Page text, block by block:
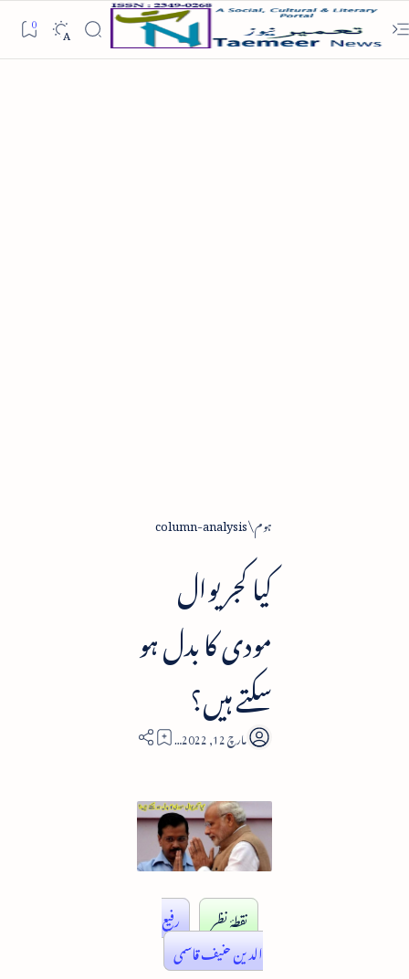
ہوم column-analysis
کیا کجریوال
مودی کا بدل ہو
سکتے ہیں؟
9
نقطۂ نظر
رفیع
الدین حنیف قاسمی